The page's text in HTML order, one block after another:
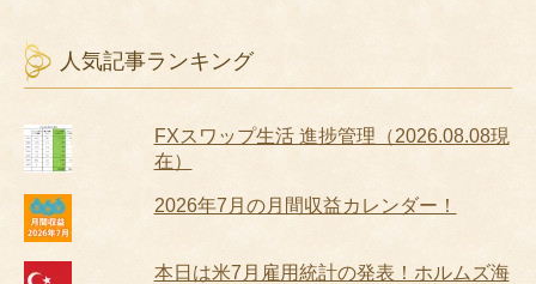
人気記事ランキング
FXスワップ生活 進捗管理（2026.08.08現
在）
2026年7月の月間収益カレンダー！
本日は米7月雇用統計の発表！ホルムズ海